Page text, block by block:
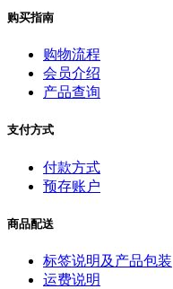
购买指南
购物流程
会员介绍
产品查询
支付方式
付款方式
预存账户
商品配送
标签说明及产品包装
运费说明